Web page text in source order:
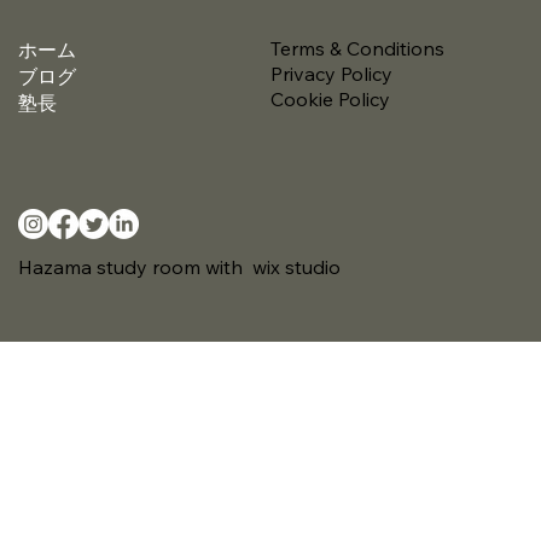
ホーム
ブログ
塾長
Cookie Policy
Privacy Policy
Terms & Conditions
Hazama study room with wix studio